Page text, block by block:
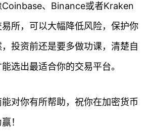
Coinbase、Binance或者Kraken
所，可以大幅降低风险，保护你
投资前还是要多做功课，清楚自
选出最适合你的交易平台。
对你有所帮助，祝你在加密货币
！